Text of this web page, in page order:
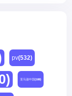
pv(532)
亚马逊中国(188)